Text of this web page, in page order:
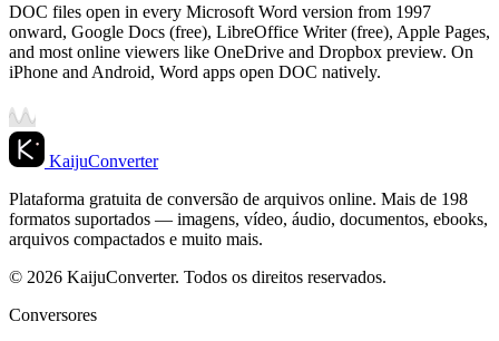
DOC files open in every Microsoft Word version from 1997
onward, Google Docs (free), LibreOffice Writer (free), Apple Pages,
and most online viewers like OneDrive and Dropbox preview. On
iPhone and Android, Word apps open DOC natively.
KaijuConverter
Plataforma gratuita de conversão de arquivos online. Mais de 198
formatos suportados — imagens, vídeo, áudio, documentos, ebooks,
arquivos compactados e muito mais.
© 2026 KaijuConverter. Todos os direitos reservados.
Conversores